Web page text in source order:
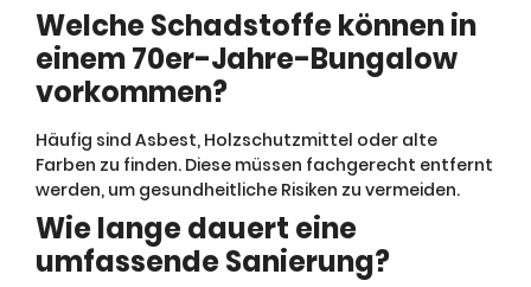
Welche Schadstoffe können in
einem 70er-Jahre-Bungalow
vorkommen?
Häufig sind Asbest, Holzschutzmittel oder alte
Farben zu finden. Diese müssen fachgerecht entfernt
werden, um gesundheitliche Risiken zu vermeiden.
Wie lange dauert eine
umfassende Sanierung?